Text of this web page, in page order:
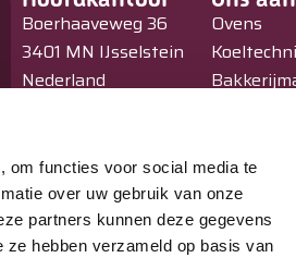
om functies voor social media te
over uw gebruik van onze
partners kunnen deze gegevens
hebben verzameld op basis van
Boerhaaveweg 36
3401 MN IJsselstein
Nederland
Hagelberg 31
B –2440 Geel
België
Ovens
Occasions
Service &
Onderhoud